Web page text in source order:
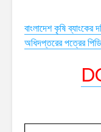
বাংলাদেশ কৃষি
অধিদপ্তরের পত্রের